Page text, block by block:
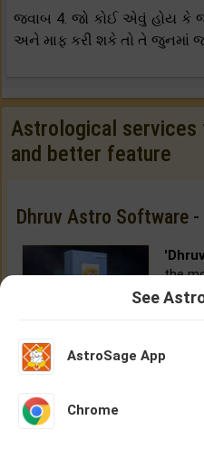
જવાબ 4. જો કોઈ એવું હોય
અને માફ કરી શકે તો તે જુનમાં
Astrological services
and better feature
Dhruv Astro Software -
the
BUY NOW
See
AstroSage App
Chrome
Home